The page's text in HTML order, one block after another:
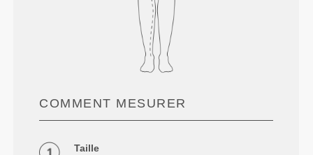
COMMENT MESURER
Taille